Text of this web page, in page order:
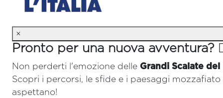
×
Pronto per una nuova avventura?
Non perderti l'emozione delle Grandi Scalate
Scopri i percorsi, le sfide e i paesaggi mozzafiato
aspettano!